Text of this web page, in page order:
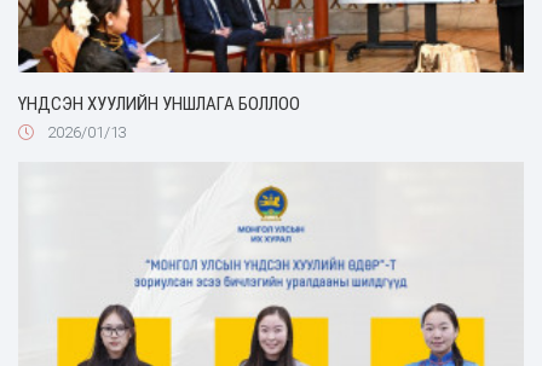
ҮНДСЭН ХУУЛИЙН УНШЛАГА БОЛЛОО
2026/01/13